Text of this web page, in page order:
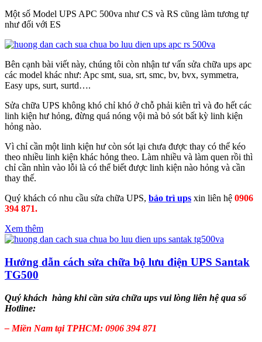
Một số Model UPS APC 500va như CS và RS cũng làm tương tự
như đối với ES
Bên cạnh bài viết này, chúng tôi còn nhận tư vấn sửa chữa ups apc
các model khác như: Apc smt, sua, srt, smc, bv, bvx, symmetra,
Easy ups, surt, surtd….
Sửa chữa UPS không khó chỉ khó ở chỗ phải kiên trì và đo hết các
linh kiện hư hỏng, đừng quá nóng vội mà bỏ sót bất kỳ linh kiện
hỏng nào.
Vì chỉ cần một linh kiện hư còn sót lại chưa được thay có thể kéo
theo nhiều linh kiện khác hỏng theo. Làm nhiều và làm quen rồi thì
chỉ cần nhìn vào lỗi là có thể biết được linh kiện nào hỏng và cần
thay thế.
Quý khách có nhu cầu sửa chữa UPS, bảo trì ups xin liên hệ 0906
394 871.
Xem thêm
Hướng dẫn cách sửa chữa bộ lưu điện UPS Santak
TG500
Quý khách hàng khi cần sửa chữa ups vui lòng liên hệ qua số
Hotline:
– Miền Nam tại TPHCM: 0906 394 871